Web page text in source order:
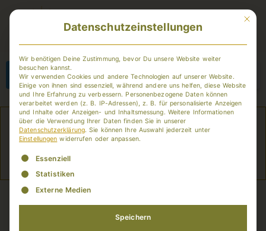
Member-Login
Anmelden
ALTERNATIVE:
Mit
Datenschutzeinstellungen
Wir benötigen Deine Zustimmung, bevor Du unsere Website weiter
besuchen kannst.
Wir verwenden Cookies und andere Technologien auf unserer Website.
Einige von ihnen sind essenziell, während andere uns helfen, diese Website
und Ihre Erfahrung zu verbessern. Personenbezogene Daten können
verarbeitet werden (z. B. IP-Adressen), z. B. für personalisierte Anzeigen
und Inhalte oder Anzeigen- und Inhaltsmessung. Weitere Informationen
über die Verwendung Ihrer Daten finden Sie in unserer
Datenschutzerklärung. Sie können Ihre Auswahl jederzeit unter
Einstellungen widerrufen oder anpassen.
Es folgt eine Liste der Service-Gruppen, für die eine
Essenziell
Statistiken
Externe Medien
Speichern